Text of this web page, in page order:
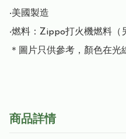
‧美國製造
‧燃料：Zippo打火機燃料（
＊圖片只供參考，顏色在光
商品詳情